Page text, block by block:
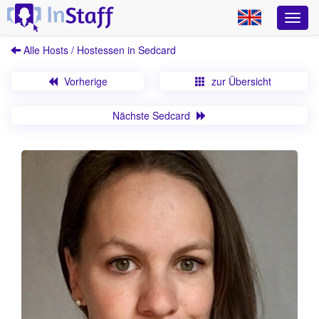
Alle Hosts / Hostessen in Sedcard
Vorherige zur Übersicht
Nächste Sedcard